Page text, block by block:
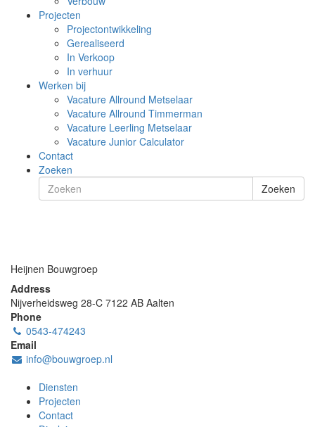
Projecten
Projectontwikkeling
Gerealiseerd
In Verkoop
In verhuur
Werken bij
Vacature Allround Metselaar
Vacature Allround Timmerman
Vacature Leerling Metselaar
Vacature Junior Calculator
Contact
Zoeken
Zoeken
Heijnen Bouwgroep
Address
Nijverheidsweg 28-C 7122 AB Aalten
Phone
0543-474243
Email
info@bouwgroep.nl
Diensten
Projecten
Contact